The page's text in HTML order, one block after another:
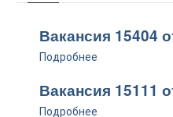
Вакансия 15404
Подробнее
Вакансия 15111
Подробнее